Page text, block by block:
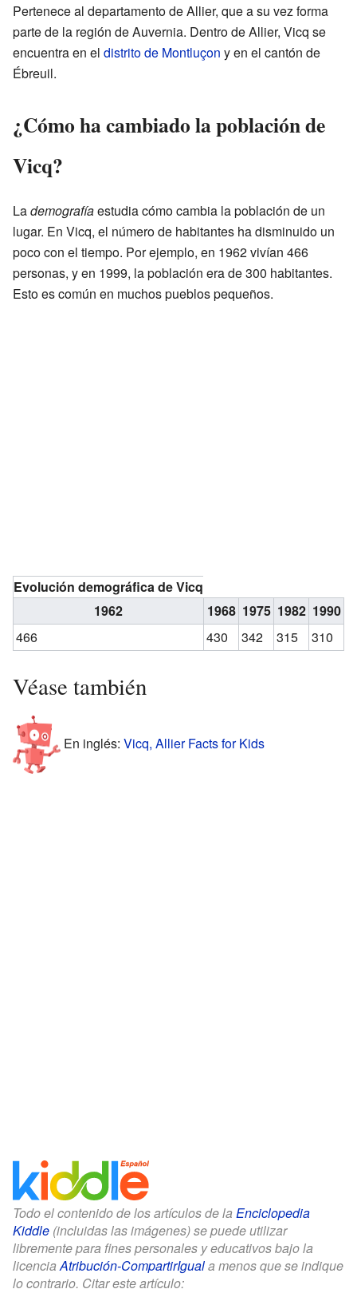
Pertenece al departamento de Allier, que a su vez forma
parte de la región de Auvernia. Dentro de Allier, Vicq se
encuentra en el distrito de Montluçon y en el cantón de
Ébreuil.
¿Cómo ha cambiado la población de
Vicq?
Lademografíaestudia cómo cambia la población de un
lugar. En Vicq, el número de habitantes ha disminuido un
poco con el tiempo. Por ejemplo, en 1962 vivían 466
personas, y en 1999, la población era de 300 habitantes.
Esto es común en muchos pueblos pequeños.
Evolución demográfica de Vicq
1962
1968 1975 1982 1990
466
430 342 315 310
Véase también
En inglés: Vicq, Allier Facts for Kids
Todo el contenido de los artículos de la Enciclopedia
Kiddle (incluidas las imágenes) se puede utilizar
libremente para fines personales y educativos bajo la
licenciaAtribución-CompartirIguala menos que se indique
lo contrario. Citar este artículo: